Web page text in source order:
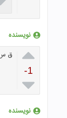
نویسنده

-1

ق
نویسنده